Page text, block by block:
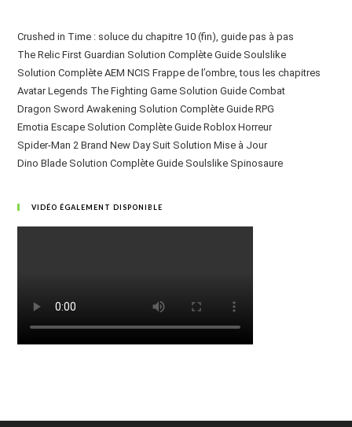
Crushed in Time : soluce du chapitre 10 (fin), guide pas à pas
The Relic First Guardian Solution Complète Guide Soulslike
Solution Complète AEM NCIS Frappe de l’ombre, tous les chapitres
Avatar Legends The Fighting Game Solution Guide Combat
Dragon Sword Awakening Solution Complète Guide RPG
Emotia Escape Solution Complète Guide Roblox Horreur
Spider-Man 2 Brand New Day Suit Solution Mise à Jour
Dino Blade Solution Complète Guide Soulslike Spinosaure
VIDÉO ÉGALEMENT DISPONIBLE